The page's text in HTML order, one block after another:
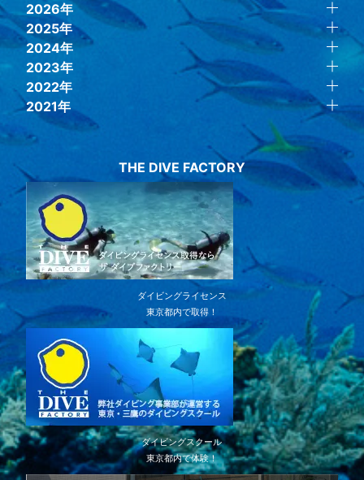
2026年
2025年
2024年
2023年
2022年
2021年
THE DIVE FACTORY
ダイビングライセンス
東京都内で取得！
ダイビングスクール
東京都内で体験！